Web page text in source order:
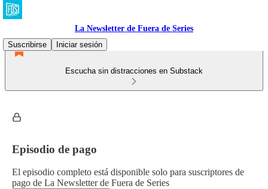
La Newsletter de Fuera de Series
Suscribirse
Iniciar sesión
Escucha sin distracciones en Substack
Episodio de pago
El episodio completo está disponible solo para suscriptores de
pago de La Newsletter de Fuera de Series